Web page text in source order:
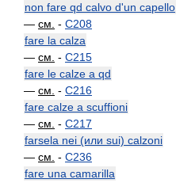
non fare qd calvo d'un capello
— см. - C208
fare la calza
— см. - C215
fare le calze a qd
— см. - C216
fare calze a scuffioni
— см. - C217
farsela nei (или sui) calzoni
— см. - C236
fare una camarilla